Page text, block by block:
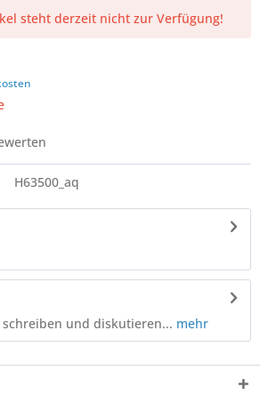
steht derzeit nicht zur Verfügung!
H63500_aq
und diskutieren... mehr